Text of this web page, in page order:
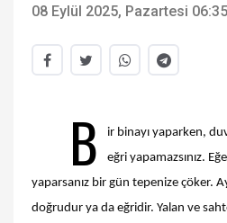
08 Eylül 2025, Pazartesi 06:35
B
ir binayı yaparken,
eğri yapamazsınız.
yaparsanız bir gün tepenize çöker.
doğrudur ya da eğridir. Yalan ve